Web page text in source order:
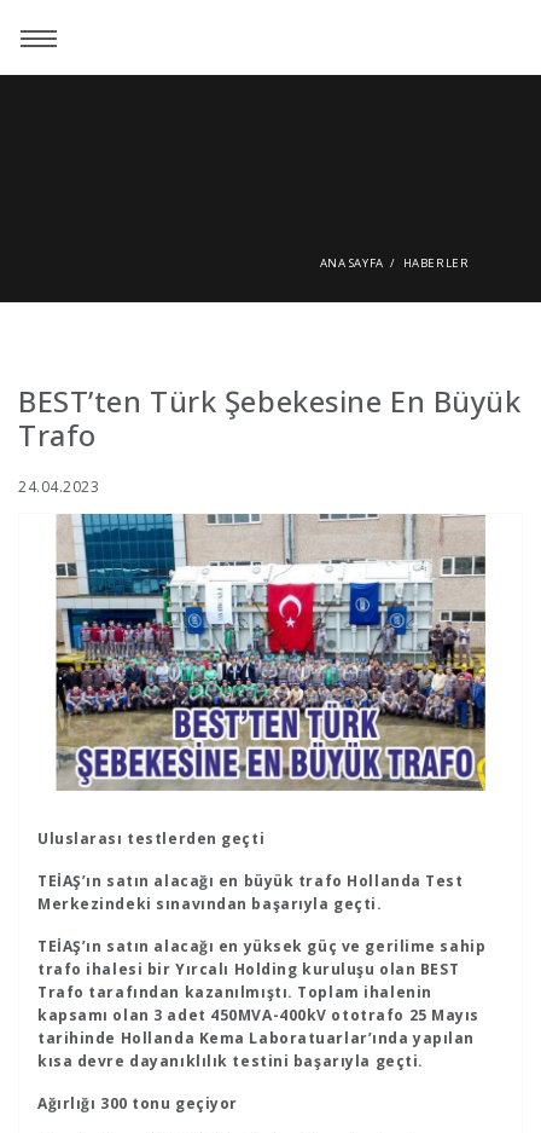
ANA SAYFA HABERLER
BEST’ten Türk Şebekesine En Büyük
Trafo
24.04.2023
Uluslarası testlerden geçti
TEİAŞ’ın satın alacağı en büyük trafo Hollanda Test
Merkezindeki sınavından başarıyla geçti.
TEİAŞ’ın satın alacağı en yüksek güç ve gerilime sahip
trafo ihalesi bir Yırcalı Holding kuruluşu olan BEST
Trafo tarafından kazanılmıştı. Toplam ihalenin
kapsamı olan 3 adet 450MVA-400kV ototrafo 25 Mayıs
tarihinde Hollanda Kema Laboratuarlar’ında yapılan
kısa devre dayanıklılık testini başarıyla geçti.
Ağırlığı 300 tonu geçiyor